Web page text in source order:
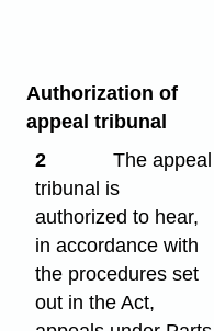
Authorization of
appeal tribunal
2
The appeal
tribunal is
authorized to hear,
in accordance with
the procedures set
out in the Act,